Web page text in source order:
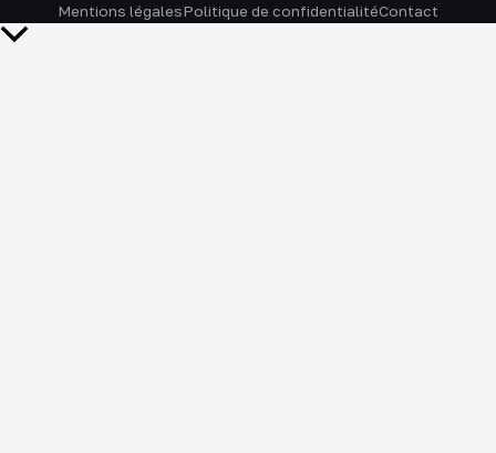
Mentions légalesPolitique de confidentialitéContact